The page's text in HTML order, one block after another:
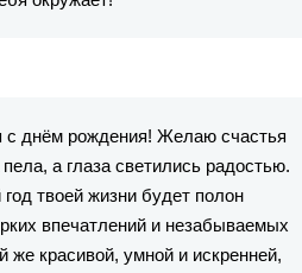
с днём рождения! Желаю счастья
а глаза светились радостью.
твоей жизни будет полон
впечатлений и незабываемых
же красивой, умной и искренней,